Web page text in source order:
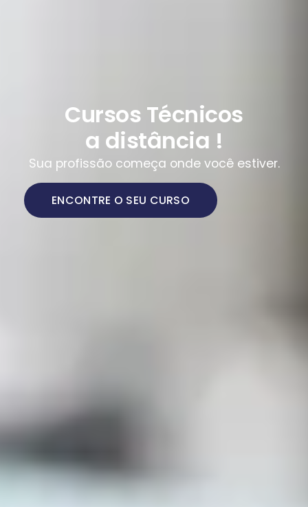
Cursos Técnicos
a distância !
Sua profissão começa onde você estiver.
ENCONTRE O SEU CURSO